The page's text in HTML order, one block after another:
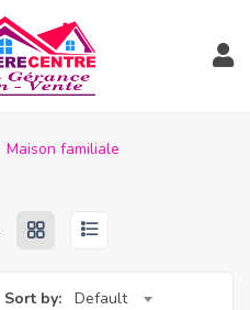
Maison familiale
Sort by: Default